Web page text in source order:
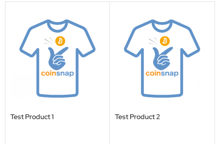
Test Product 1 Test Product 2